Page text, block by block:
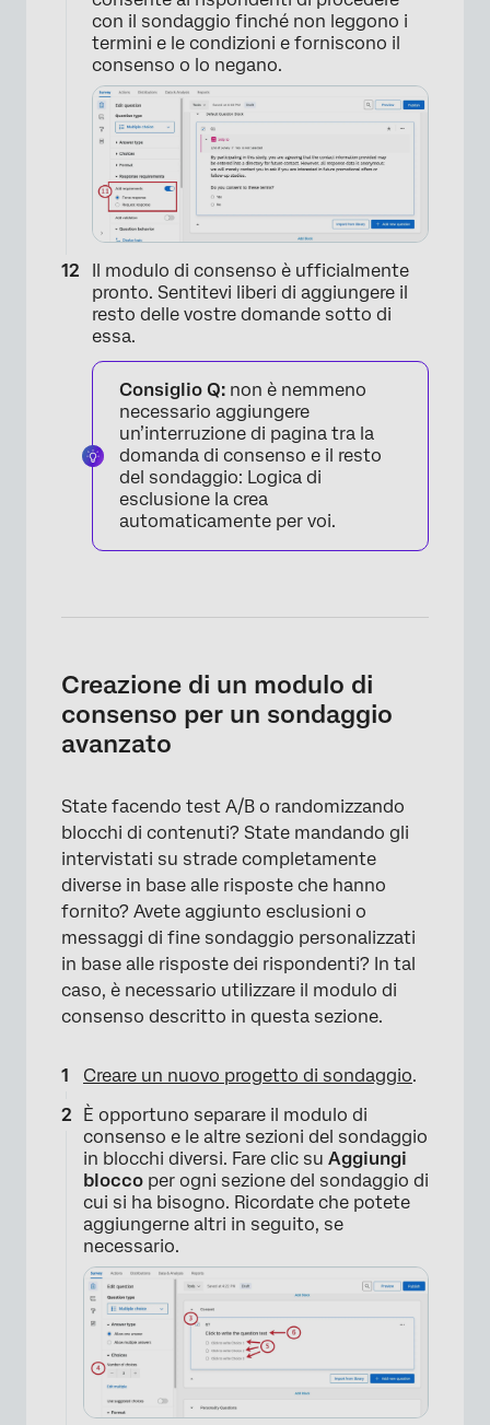
×
×
con il sondaggio finché non leggono i
termini e le condizioni e forniscono il
consenso o lo negano.
Il modulo di consenso è ufficialmente
pronto. Sentitevi liberi di aggiungere il
resto delle vostre domande sotto di
essa.
Consiglio Q: non è nemmeno
necessario aggiungere
un’interruzione di pagina tra la
domanda di consenso e il resto
del sondaggio: Logica di
esclusione la crea
automaticamente per voi.
Creazione di un modulo di
consenso per un sondaggio
avanzato
State facendo test A/B o randomizzando
blocchi di contenuti? State mandando gli
intervistati su strade completamente
diverse in base alle risposte che hanno
fornito? Avete aggiunto esclusioni o
messaggi di fine sondaggio personalizzati
in base alle risposte dei rispondenti? In tal
caso, è necessario utilizzare il modulo di
consenso descritto in questa sezione.
Creare un nuovo progetto di sondaggio.
È opportuno separare il modulo di
consenso e le altre sezioni del sondaggio
in blocchi diversi. Fare clic su Aggiungi
blocco per ogni sezione del sondaggio di
cui si ha bisogno. Ricordate che potete
aggiungerne altri in seguito, se
necessario.